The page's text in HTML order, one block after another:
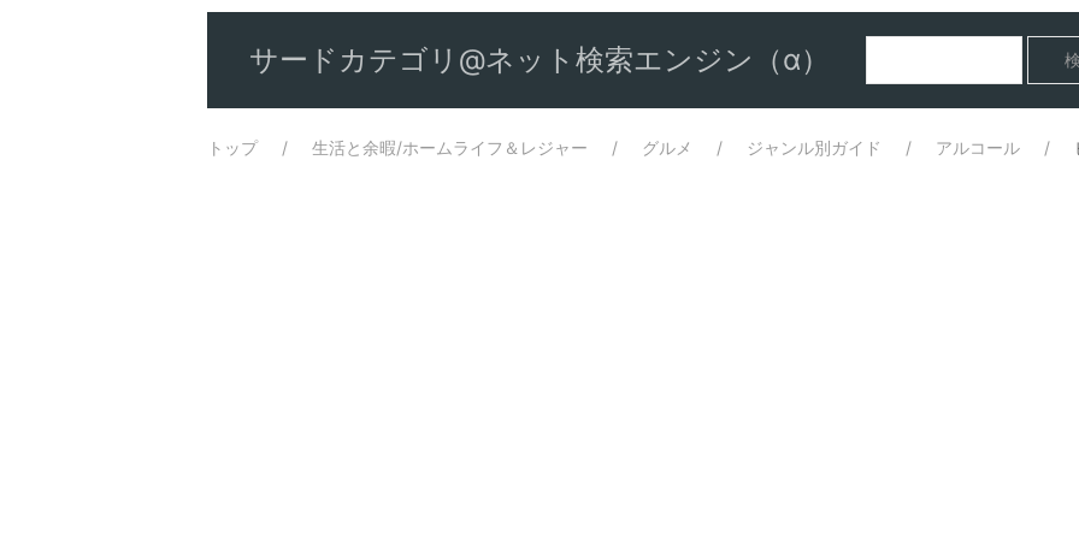
サードカテゴリ@ネット検索エンジン（α）
トップ 生活と余暇/ホームライフ＆レジャー グルメ ジャンル別ガイド アルコール